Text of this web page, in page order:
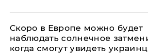
Скоро в Европе можно будет
наблюдать солнечное
когда смогут увидеть